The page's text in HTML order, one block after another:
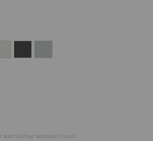
sachlicher Wortwahl und